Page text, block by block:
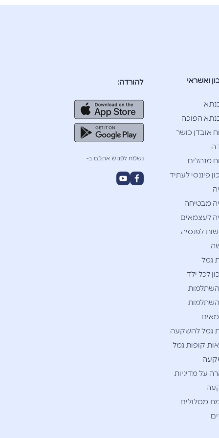
ואשראי
הפוכה
אובדן כושר
מנהלים
פיננסי לעתיד
מבטיחה
לעצמאים
לפנסיה
גמל
לכל ילד
השתלמות
השתלמות
גמל להשקעה
קופות גמל
על מדיניות
מסלולים
להורדה:
נשמח לפגוש אתכם ב-